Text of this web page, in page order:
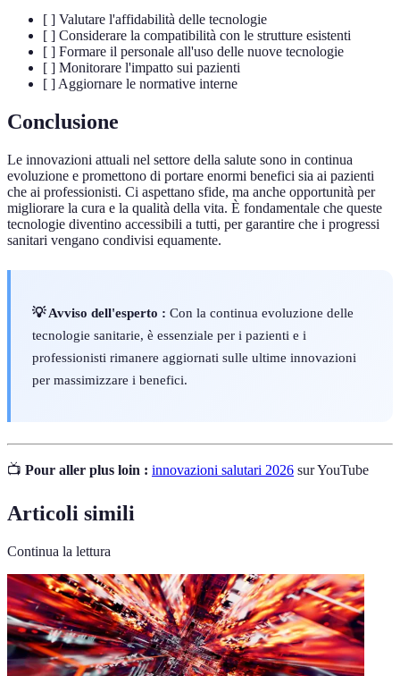
[ ] Valutare l'affidabilità delle tecnologie
[ ] Considerare la compatibilità con le strutture esistenti
[ ] Formare il personale all'uso delle nuove tecnologie
[ ] Monitorare l'impatto sui pazienti
[ ] Aggiornare le normative interne
Conclusione
Le innovazioni attuali nel settore della salute sono in continua
evoluzione e promettono di portare enormi benefici sia ai pazienti
che ai professionisti. Ci aspettano sfide, ma anche opportunità per
migliorare la cura e la qualità della vita. È fondamentale che queste
tecnologie diventino accessibili a tutti, per garantire che i progressi
sanitari vengano condivisi equamente.
💡 Avviso dell'esperto : Con la continua evoluzione delle
tecnologie sanitarie, è essenziale per i pazienti e i
professionisti rimanere aggiornati sulle ultime innovazioni
per massimizzare i benefici.
📺 Pour aller plus loin : innovazioni salutari 2026 sur YouTube
Articoli simili
Continua la lettura